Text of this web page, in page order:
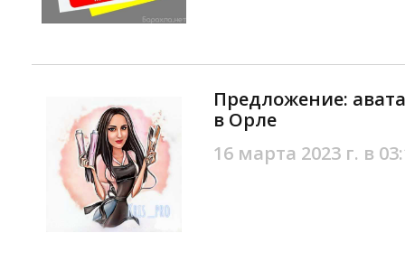
Предложение:
в Орле
16 марта 2023 г. в